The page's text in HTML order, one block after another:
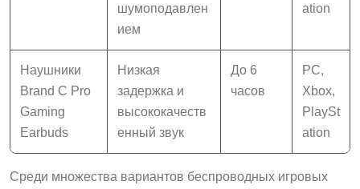
шумоподавлен
ием
ation
Наушники
Brand C Pro
Gaming
Earbuds
Низкая
задержка и
высококачеств
енный звук
До 6
часов
PC,
Xbox,
PlaySt
ation
Среди множества вариантов беспроводных игровых